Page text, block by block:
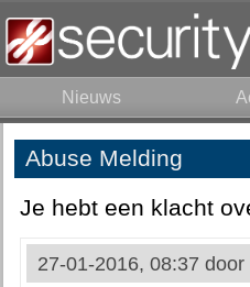
Nieuws
Abuse Melding
Je hebt een klacht
27-01-2016, 08:37 door